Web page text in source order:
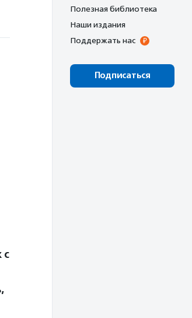
с
Полезная библиотека
Наши издания
Поддержать нас
Подписаться